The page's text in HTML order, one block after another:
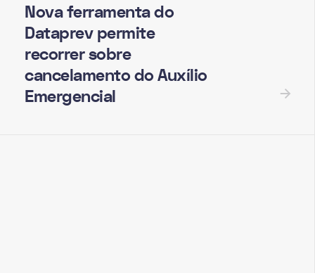
Nova ferramenta do
Dataprev permite
recorrer sobre
cancelamento do Auxílio
Emergencial